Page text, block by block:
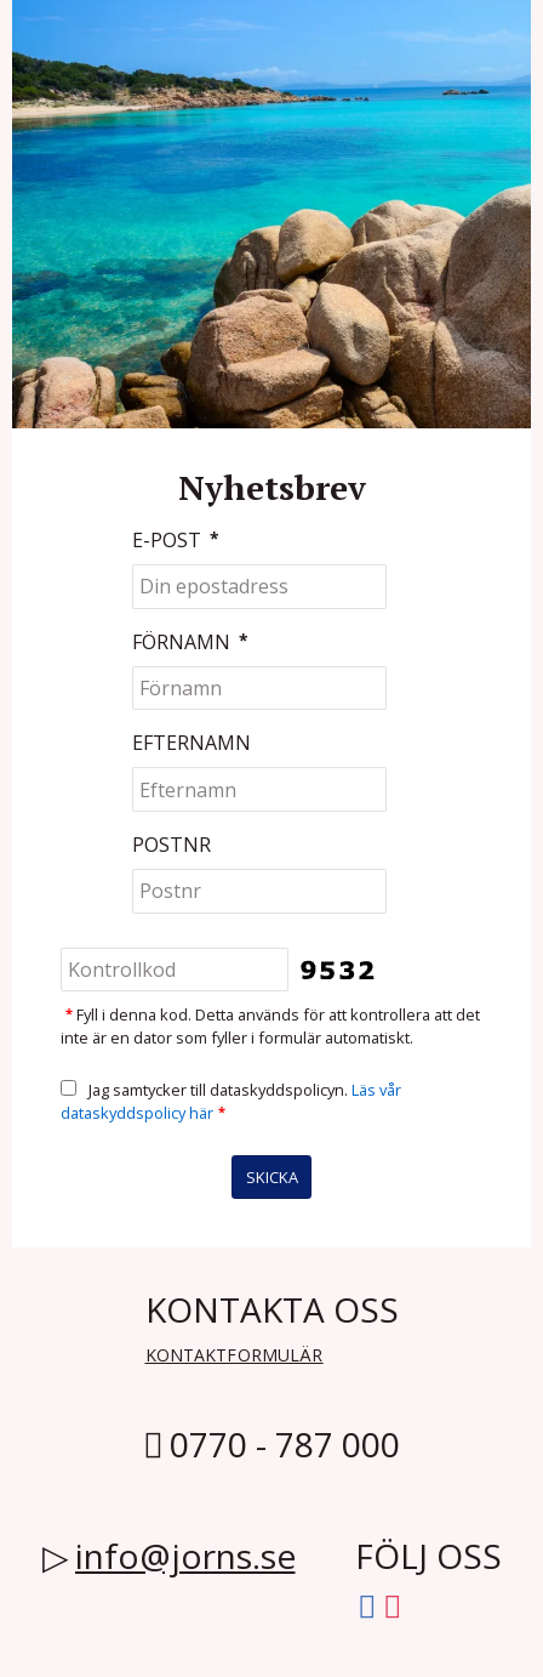
Nyhetsbrev
E-POST *
FÖRNAMN *
EFTERNAMN
POSTNR
* Fyll i denna kod. Detta används för att kontrollera att det
inte är en dator som fyller i formulär automatiskt.
Jag samtycker till dataskyddspolicyn. Läs vår
dataskyddspolicy här *
KONTAKTA OSS
KONTAKTFORMULÄR
0770 - 787 000
info@jorns.se FÖLJ OSS